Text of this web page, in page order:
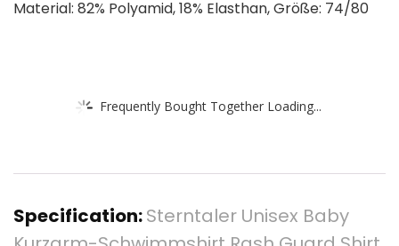
Material: 82% Polyamid, 18% Elasthan, Größe: 74/80
Frequently Bought Together Loading...
Specification:Sterntaler Unisex Baby